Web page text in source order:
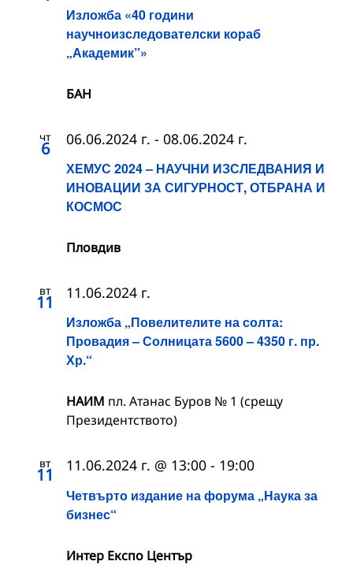
Изложба «40 години
научноизследователски кораб
„Академик”»
БАН
чт
6
ХЕМУС 2024 – НАУЧНИ ИЗСЛЕДВАНИЯ И
ИНОВАЦИИ ЗА СИГУРНОСТ, ОТБРАНА И
КОСМОС
06.06.2024 г. - 08.06.2024 г.
Пловдив
вт
11
Изложба „Повелителите на солта:
Провадия – Солницата 5600 – 4350 г. пр.
Хр.“
11.06.2024 г.
НАИМ пл. Атанас Буров № 1 (срещу
Президентството)
вт
11
Четвърто издание на форума „Наука за
бизнес“
11.06.2024 г. @ 13:00 - 19:00
Интер Експо Център